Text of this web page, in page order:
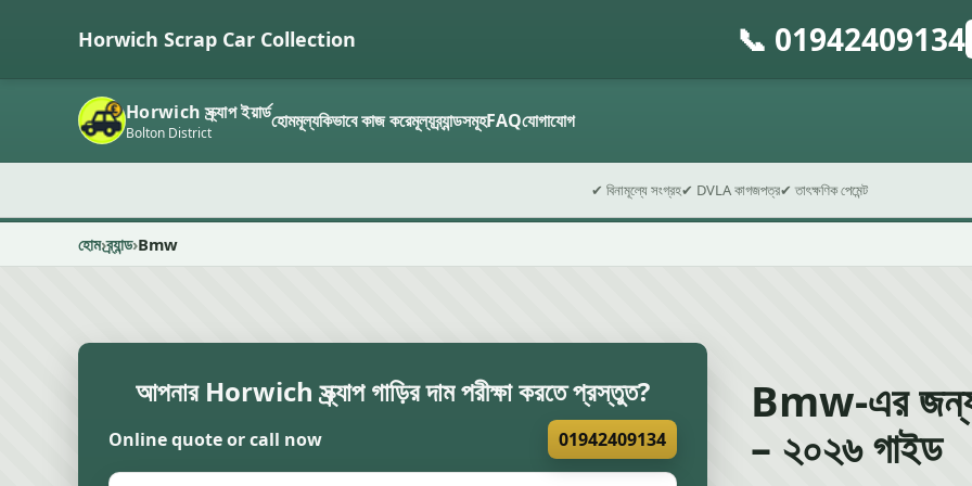
Horwich Scrap Car Collection 📞 01942409134
Horwich স্ক্র্যাপ ইয়ার্ড
Bolton District হোমমূল্যকিভাবে কাজ করেমূল্যব্র্যান্ডসমূহFAQযোগাযোগ
✔ বিনামূল্যে সংগ্রহ✔ DVLA কাগজপত্র✔ তাৎক্ষণিক পেমেন্ট
হোম ব্র্যান্ড Bmw
আপনার Horwich স্ক্র্যাপ গাড়ির দাম পরীক্ষা করতে প্রস্তুত?
Online quote or call now 01942409134
Bmw-এর
– ২০২৬ গাইড